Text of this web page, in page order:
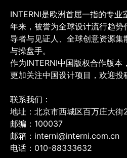
INTERNI是欧洲首屈一指的专业
年来，被誉为全球设计流行趋势
导者与见证人、全球创意资源
与操盘手。
作为INTERNI中国版权合作版本
更加关注中国设计项目，欢迎投
联系我们：
地址：北京市西城区百万庄大
邮编：100037
邮箱：interni@interni.com.cn
电话：010-88333632